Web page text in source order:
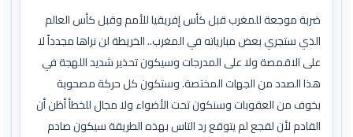
ضربة موجعة للمغرب قبل كأس إفريقيا للأمم وقبل كأس العالم
الذي ستجري بعض مبارياته في المغرب.. الخريطة لن نراها مجدداً لا
على الاقمصة ولا على المدرجات وسيكون تحذير شديد اللهجة في
هذا الصدد من الجهات المختصة. وستكون كل حركة مصحوبة
بخوف من العقوبات وسنكون تحت الأضواء ولا مجال للخطأ أظن أن
القادم لأن لقجع لم يتوقع رد التاس بهذه الطريقة سيكون صادم